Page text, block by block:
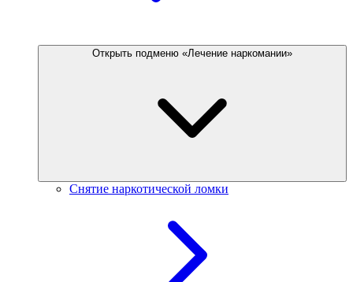
Открыть подменю «Лечение наркомании»
Снятие наркотической ломки